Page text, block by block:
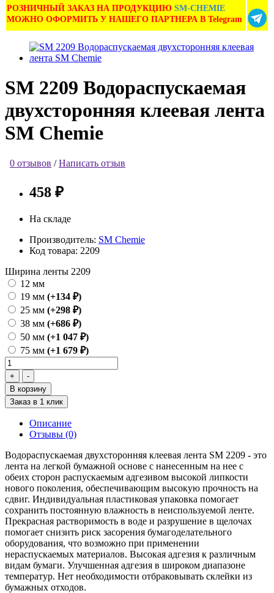
РОЗНИЧНЫЙ ЗАКАЗ НА ПРОДУКЦИЮ SM-CHEMIE
МОЖНО ОФОРМИТЬ У НАШЕГО ПАРТНЕРА В Telegram
SM 2209 Водораспускаемая
двухсторонняя клеевая лента
SM Chemie
0 отзывов /Написать отзыв
458 ₽
На складе
Производитель: SM Chemie
Код товара: 2209
Ширина ленты 2209
12 мм
19 мм (+134 ₽)
25 мм (+298 ₽)
38 мм (+686 ₽)
50 мм (+1 047 ₽)
75 мм (+1 679 ₽)
В корзину
Заказ в 1 клик
Описание
Отзывы (0)
Водораспускаемая двухсторонняя клеевая лента SM 2209 - это
лента на легкой бумажной основе с нанесенным на нее с
обеих сторон распускаемым адгезивом высокой липкости
нового поколения, обеспечивающим высокую прочность на
сдвиг. Индивидуальная пластиковая упаковка помогает
сохранить постоянную влажность в неиспользуемой ленте.
Прекрасная растворимость в воде и разрушение в щелочах
помогает снизить риск засорения бумагоделательного
оборудования, что возможно при применении
нераспускаемых материалов. Высокая адгезия к различным
видам бумаги. Улучшенная адгезия в широком диапазоне
температур. Нет необходимости отбраковывать склейки из
бумажных отходов.